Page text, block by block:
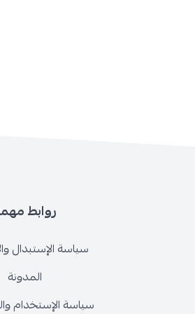
روابط
سياسة الإستبدال
المدونة
سياسة الإستخدام